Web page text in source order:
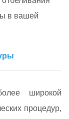
в вашей
широкой
процедур,